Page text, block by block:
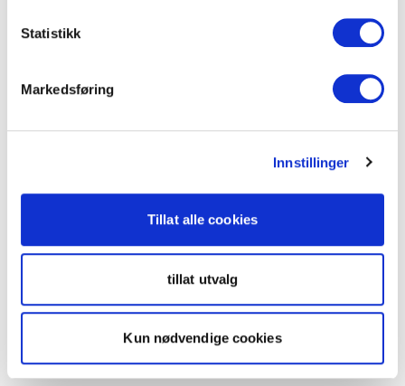
Statistikk
Markedsføring
Innstillinger
Tillat alle cookies
tillat utvalg
Kun nødvendige cookies